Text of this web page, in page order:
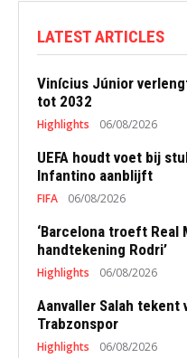
LATEST ARTICLES
Vinícius Júnior
tot 2032
Highlights 06/08/2026
UEFA houdt voet bij
Infantino aanblijft
FIFA 06/08/2026
‘Barcelona troeft
handtekening Rodri’
Highlights 06/08/2026
Aanvaller Salah tekent
Trabzonspor
Highlights 06/08/2026